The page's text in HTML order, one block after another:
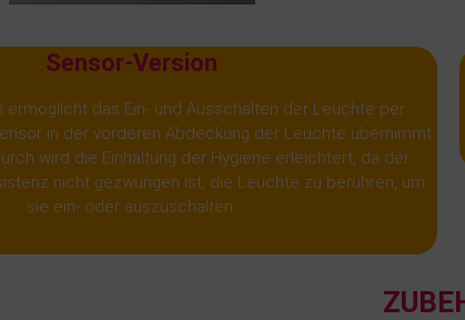
Sensor-Version
ermöglicht das Ein- und Ausschalten der Leuchte per
in der vorderen Abdeckung der Leuchte übernimmt
wird die Einhaltung der Hygiene erleichtert, da der
nicht gezwungen ist, die Leuchte zu berühren, um
sie ein- oder auszuschalten.